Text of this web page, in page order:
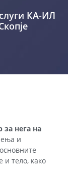
КА-ИЛ
за нега на
и
и тело, како